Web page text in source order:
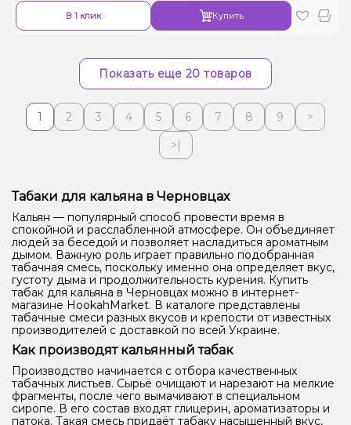
В 1 клик Купить
Показать еще 20 товаров
1 2 3 4 5 6 7 8 9
>
>|
Табаки для кальяна в Черновцах
Кальян — популярный способ провести время в
спокойной и расслабленной атмосфере. Он объединяет
людей за беседой и позволяет насладиться ароматным
дымом. Важную роль играет правильно подобранная
табачная смесь, поскольку именно она определяет вкус,
густоту дыма и продолжительность курения. Купить
табак для кальяна в Черновцах можно в интернет-
магазине HookahMarket. В каталоге представлены
табачные смеси разных вкусов и крепости от известных
производителей с доставкой по всей Украине.
Как производят кальянный табак
Производство начинается с отбора качественных
табачных листьев. Сырьё очищают и нарезают на мелкие
фрагменты, после чего вымачивают в специальном
сиропе. В его состав входят глицерин, ароматизаторы и
патока. Такая смесь придаёт табаку насыщенный вкус,